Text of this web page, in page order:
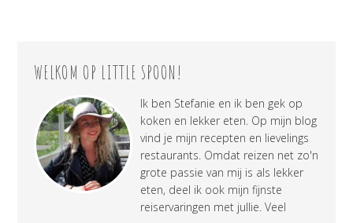
WELKOM OP LITTLE SPOON!
Ik ben Stefanie en ik ben gek op
koken en lekker eten. Op mijn blog
vind je mijn recepten en lievelings
restaurants. Omdat reizen net zo'n
grote passie van mij is als lekker
eten, deel ik ook mijn fijnste
reiservaringen met jullie. Veel